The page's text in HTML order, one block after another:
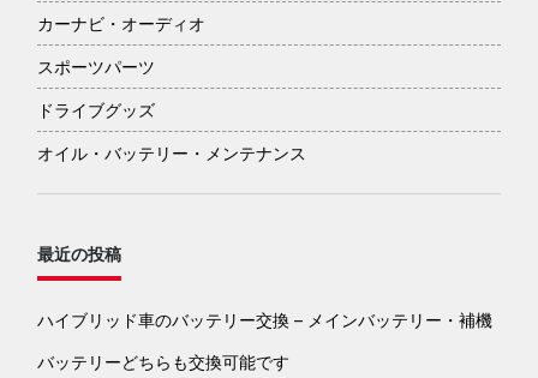
カーナビ・オーディオ
スポーツパーツ
ドライブグッズ
オイル・バッテリー・メンテナンス
最近の投稿
ハイブリッド車のバッテリー交換 – メインバッテリー・補機
バッテリーどちらも交換可能です